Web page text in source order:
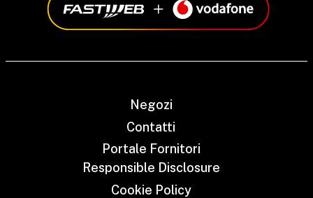
Negozi
Contatti
Portale Fornitori
Responsible Disclosure
Cookie Policy